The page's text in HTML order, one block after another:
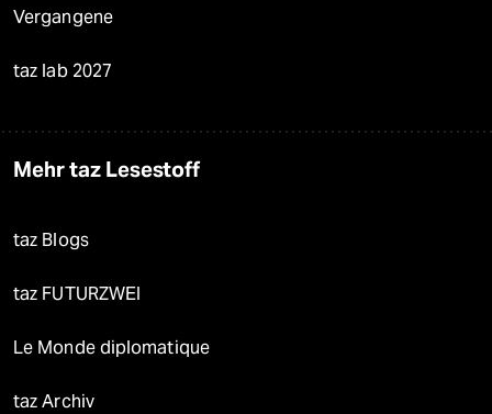
Vergangene
taz lab 2027
Mehr taz Lesestoff
taz Blogs
taz FUTURZWEI
Le Monde diplomatique
taz Archiv